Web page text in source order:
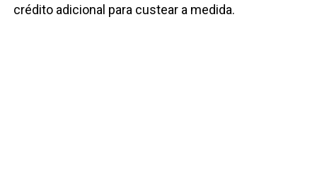
crédito adicional para custear a medida.